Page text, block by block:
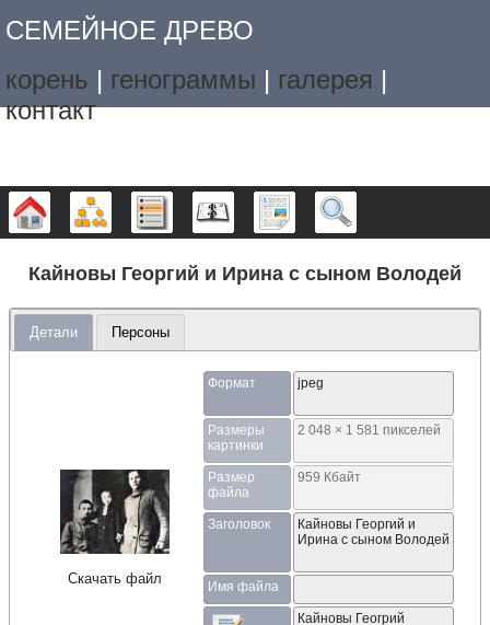
СЕМЕЙНОЕ ДРЕВО
корень | генограммы | галерея |
контакт
Дерево Графики Списки Календарь Отчёты
Кайновы Георгий и Ирина с сыном Володей
Детали Персоны
Скачать файл
Формат jpeg
Размеры
картинки
2 048 × 1 581 пикселей
Размер
файла
959 Кбайт
Заголовок
Кайновы Георгий и
Ирина с сыном Володей
Имя файла
Кайновы Геогрий